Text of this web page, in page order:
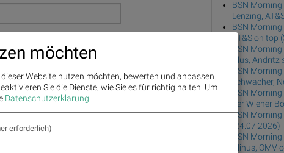
BSN Morning
Lenzing,
BSN Morning
AT&S on top
BSN
Plus,
BSN
schwächer,
BSN
der Wiener
BSN
(24.07.2026)
BSN
Minus, OMV
möchten
Website nutzen möchten, bewerten und anpassen.
Sie die Dienste, wie Sie es für richtig halten. Um
Datenschutzerklärung
erforderlich)